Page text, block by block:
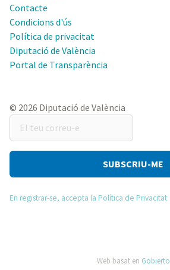
Contacte
Condicions d'ús
Política de privacitat
Diputació de València
Portal de Transparència
© 2026 Diputació de València
El
teu
correu-
En registrar-se, accepta la Política de Privacitat
Web basat en Gobierto